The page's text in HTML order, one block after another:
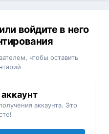
войдите в него
чтобы оставить
аккаунта. Это